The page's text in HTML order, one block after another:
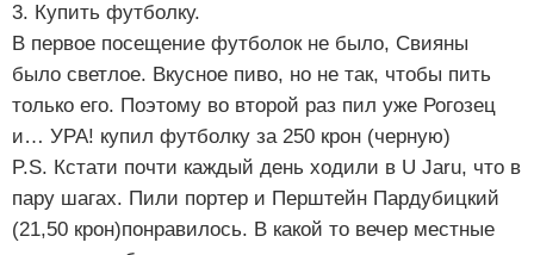
3. Купить футболку.
В первое посещение футболок не было, Свияны
было светлое. Вкусное пиво, но не так, чтобы пить
только его. Поэтому во второй раз пил уже Рогозец
и… УРА! купил футболку за 250 крон (черную)
P.S. Кстати почти каждый день ходили в U Jaru, что в
пару шагах. Пили портер и Перштейн Пардубицкий
(21,50 крон)понравилось. В какой то вечер местные